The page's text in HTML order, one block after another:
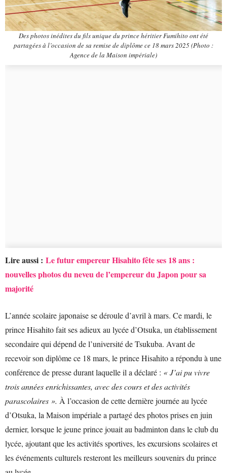
Des photos inédites du fils unique du prince héritier Fumihito ont été
partagées à l’occasion de sa remise de diplôme ce 18 mars 2025 (Photo :
Agence de la Maison impériale)
Lire aussi : Le futur empereur Hisahito fête ses 18 ans :
nouvelles photos du neveu de l’empereur du Japon pour sa
majorité
L’année scolaire japonaise se déroule d’avril à mars. Ce mardi, le
prince Hisahito fait ses adieux au lycée d’Otsuka, un établissement
secondaire qui dépend de l’université de Tsukuba. Avant de
recevoir son diplôme ce 18 mars, le prince Hisahito a répondu à une
conférence de presse durant laquelle il a déclaré : « J’ai pu vivre
trois années enrichissantes, avec des cours et des activités
parascolaires ». À l’occasion de cette dernière journée au lycée
d’Otsuka, la Maison impériale a partagé des photos prises en juin
dernier, lorsque le jeune prince jouait au badminton dans le club du
lycée, ajoutant que les activités sportives, les excursions scolaires et
les événements culturels resteront les meilleurs souvenirs du prince